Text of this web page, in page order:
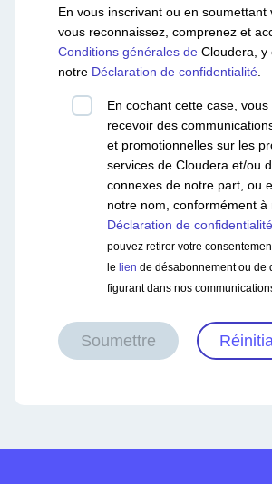
En vous inscrivant ou en soumettant
vous reconnaissez, comprenez et
Conditions générales deCloudera, y
notre Déclaration de confidentialité.
En cochant cette case,
recevoir des
et promotionnelles sur les
services de Cloudera et/ou
connexes de notre part, ou
notre nom, conformément à
Déclaration de confidentialité
pouvez retirer votre
le lien de désabonnement ou de
figurant dans nos
Soumettre